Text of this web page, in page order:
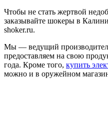
Чтобы не стать жертвой
заказывайте шокеры в
shoker.ru.
Мы — ведущий
предоставляем на свою
года. Кроме того, купить
можно и в оружейном